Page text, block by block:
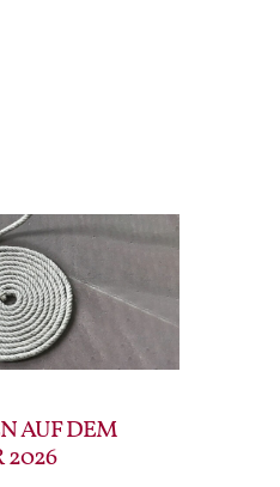
AUF DEM
2026